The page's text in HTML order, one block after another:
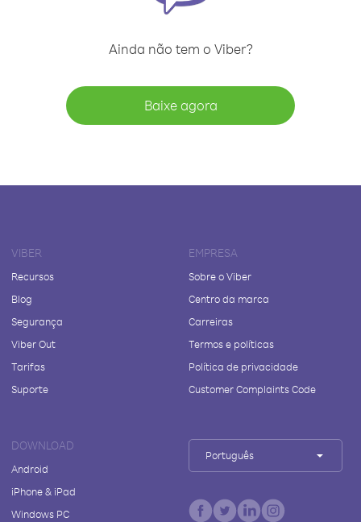
Ainda não tem o Viber?
Baixe agora
VIBER
Recursos
Blog
Segurança
Viber Out
Tarifas
Suporte
EMPRESA
Sobre o Viber
Centro da marca
Carreiras
Termos e políticas
Política de privacidade
Customer Complaints Code
DOWNLOAD
Android
iPhone & iPad
Windows PC
Português